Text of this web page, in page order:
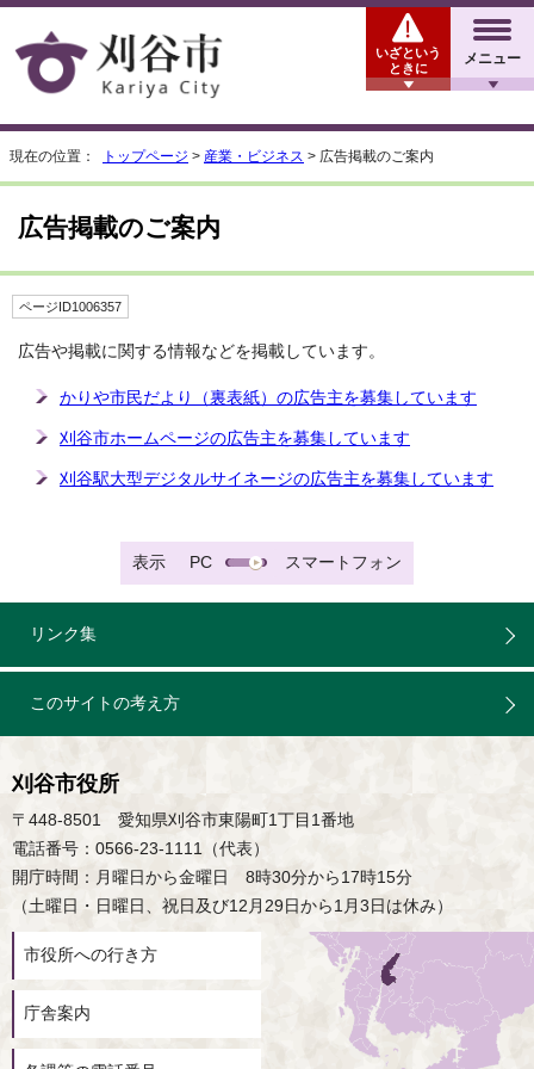
メニュー
いざという
ときに
現在の位置： トップページ > 産業・ビジネス > 広告掲載のご案内
広告掲載のご案内
ページID1006357
広告や掲載に関する情報などを掲載しています。
かりや市民だより（裏表紙）の広告主を募集しています
刈谷市ホームページの広告主を募集しています
刈谷駅大型デジタルサイネージの広告主を募集しています
表示 PC スマートフォン
リンク集
このサイトの考え方
刈谷市役所
〒448-8501 愛知県刈谷市東陽町1丁目1番地
電話番号：0566-23-1111（代表）
開庁時間：月曜日から金曜日 8時30分から17時15分
（土曜日・日曜日、祝日及び12月29日から1月3日は休み）
市役所への行き方
庁舎案内